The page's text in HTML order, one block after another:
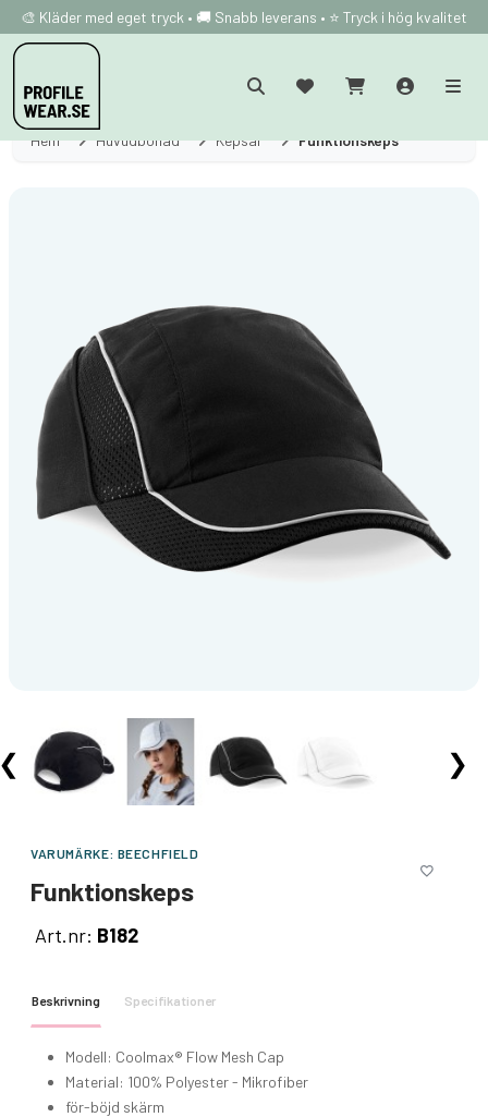
🎨 Kläder med eget tryck • 🚚 Snabb leverans • ⭐ Tryck i hög kvalitet
Hem Huvudbonad Kepsar Funktionskeps
❯
VARUMÄRKE: BEECHFIELD
Funktionskeps
Art.nr: B182
Beskrivning Specifikationer
Modell: Coolmax® Flow Mesh Cap
Material: 100% Polyester - Mikrofiber
för-böjd skärm